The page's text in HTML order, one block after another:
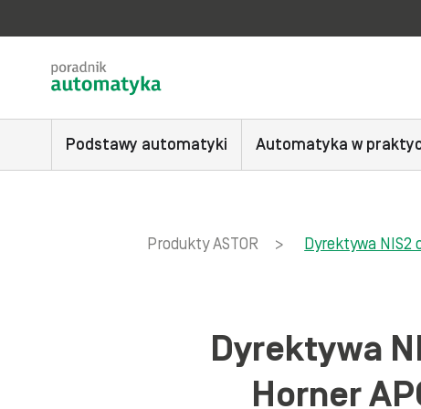
Podstawy automatyki Automatyka w
Produkty ASTOR > Dyrektywa
Dyrektywa
Horner